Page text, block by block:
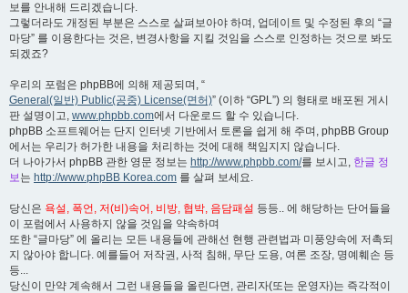
보를 안내해 드리겠습니다.
그렇더라도 개정된 부분은 스스로 살펴보아야 하며, 업데이트 및 수정된 후의 “글
마당” 를 이용한다는 것은, 변경사항을 지킬 것임을 스스로 인정하는 것으로 봐도
되겠죠?
우리의 포럼은 phpBB에 의해 제공되며, “
General(일반) Public(공중) License(면허)” (이하 “GPL”) 의 형태로 배포된 게시
판 설명이고, www.phpbb.com에서 다운로드 할 수 있습니다.
phpBB 소프트웨어는 단지 인터넷 기반에서 토론을 쉽게 해 주며, phpBB Group
에서는 우리가 허가한 내용을 처리하는 것에 대해 책임지지 않습니다.
더 나아가서 phpBB 관한 영문 정보는 http://www.phpbb.com/를 보시고, 한글 정
보는 http://www.phpBB Korea.com 를 살펴 보세요.
당신은 욕설, 폭언, 저(비)속어, 비방, 협박, 음담패설 등등.. 에 해당하는 단어들을
이 포럼에서 사용하지 않을 것임을 약속하며
또한 “글마당” 에 올리는 모든 내용들에 관해선 현행 관련법과 미풍양속에 저촉되
지 않아야 합니다. 예를들어 저작권, 사적 침해, 무단 도용, 여론 조장, 명예훼손 등
등...
당신이 만약 계속해서 그런 내용들을 올린다면, 관리자(또는 운영자)는 즉각적이